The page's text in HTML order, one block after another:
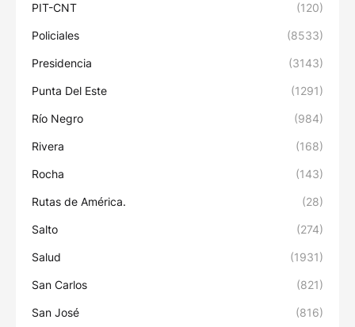
PIT-CNT (120)
Policiales (8533)
Presidencia (3143)
Punta Del Este (1291)
Río Negro (984)
Rivera (168)
Rocha (143)
Rutas de América. (28)
Salto (274)
Salud (1931)
San Carlos (821)
San José (816)